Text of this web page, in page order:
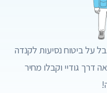
על ביטוח נסיעות לקנדה
דרך גודיי וקבלו מחיר